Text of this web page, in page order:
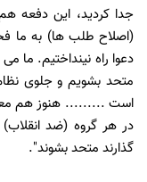
جدا کردید، این دفعه
(اصلاح طلب ها) به ما
دعوا راه نینداختیم. ما
متحد بشویم و جلوی
است ......... هنوز هم
در هر گروه (ضد انقلاب)
گذارند متحد بشوند".